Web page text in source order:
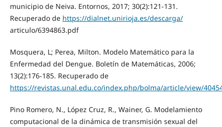
municipio de Neiva. Entornos, 2017; 30(2):121-131.
Recuperado de https://dialnet.unirioja.es/descarga/
articulo/6394863.pdf
Mosquera, L; Perea, Milton. Modelo Matemático para la
Enfermedad del Dengue. Boletín de Matemáticas, 2006;
13(2):176-185. Recuperado de
https://revistas.unal.edu.co/index.php/bolma/article/view/
Pino Romero, N., López Cruz, R., Wainer, G. Modelamiento
computacional de la dinámica de transmisión sexual del